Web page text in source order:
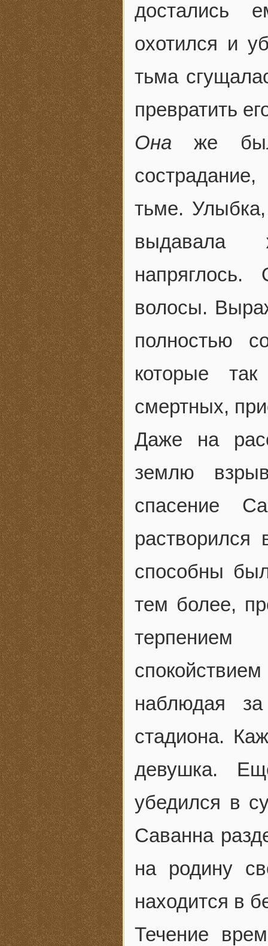
достались
охотился и
тьма
превратить
Онаже
тьме.
выдавала
волосы.
полностью
которые
смертных,
Даже на
землю
спасение
способны
тем более,
наблюдая
стадиона.
девушка.
убедился в
Саванна
на родину
находится в
Течение